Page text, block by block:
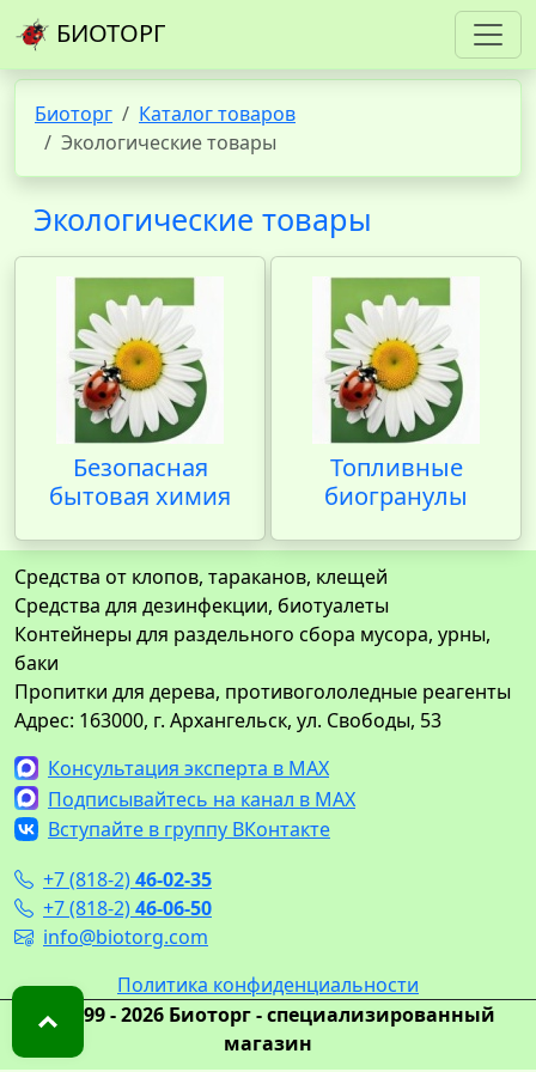
БИОТОРГ
Биоторг
Каталог товаров
Экологические товары
Экологические товары
Безопасная
бытовая химия
Топливные
биогранулы
Средства от клопов, тараканов, клещей
Средства для дезинфекции, биотуалеты
Контейнеры для раздельного сбора мусора, урны,
баки
Пропитки для дерева, противогололедные реагенты
Адрес: 163000, г. Архангельск, ул. Свободы, 53
Консультация эксперта в MAX
Подписывайтесь на канал в MAX
Вступайте в группу ВКонтакте
+7 (818-2)46-02-35
+7 (818-2)46-06-50
info@biotorg.com
Политика конфиденциальности
© 1999 - 2026 Биоторг - специализированный
магазин